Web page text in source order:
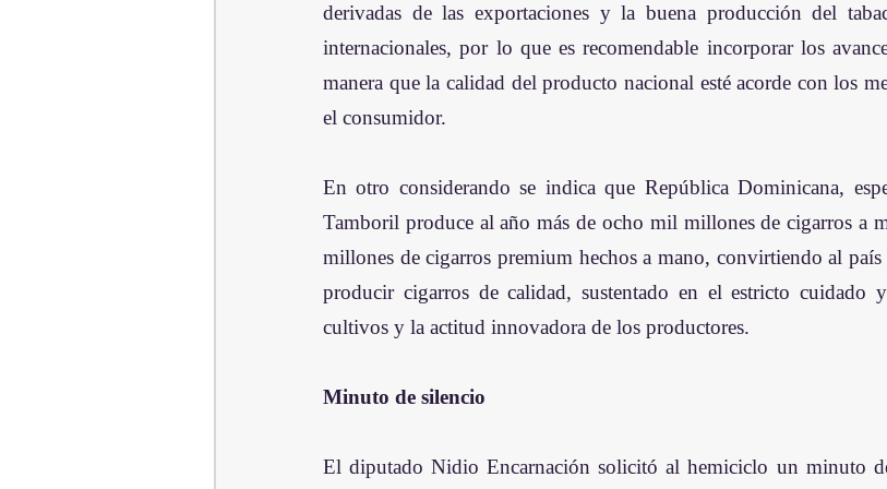
derivadas de las exportaciones y la buena producción del
internacionales, por lo que es recomendable incorporar los
manera que la calidad del producto nacional esté acorde con los
el consumidor.
En otro considerando se indica que República Dominicana,
Tamboril produce al año más de ocho mil millones de cigarros a
millones de cigarros premium hechos a mano, convirtiendo al
producir cigarros de calidad, sustentado en el estricto cuidado
cultivos y la actitud innovadora de los productores.
Minuto de silencio
El diputado Nidio Encarnación solicitó al hemiciclo un minuto